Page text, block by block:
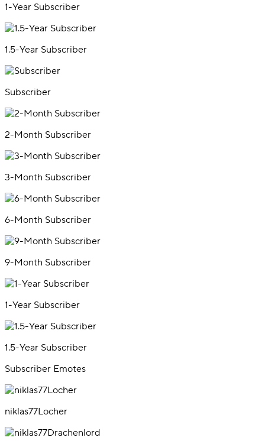
1-Year Subscriber
1.5-Year Subscriber
Subscriber
2-Month Subscriber
3-Month Subscriber
6-Month Subscriber
9-Month Subscriber
1-Year Subscriber
1.5-Year Subscriber
Subscriber Emotes
niklas77Locher